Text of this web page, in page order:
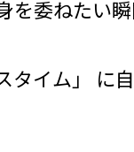
を委ねたい
タイム」 に